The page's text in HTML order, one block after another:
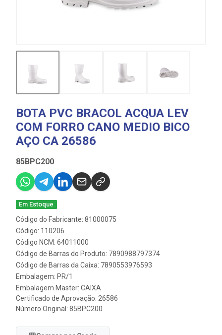
BOTA PVC BRACOL ACQUA LEV
COM FORRO CANO MEDIO BICO
AÇO CA 26586
85BPC200
Em Estoque
Código do Fabricante: 81000075
Código: 110206
Código NCM: 64011000
Código de Barras do Produto: 7890988797374
Código de Barras da Caixa: 7890553976593
Embalagem: PR/1
Embalagem Master: CAIXA
Certificado de Aprovação: 26586
Número Original: 85BPC200